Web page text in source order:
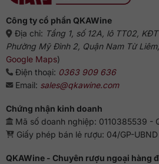
Công ty cổ phần QKAWine
Địa chỉ: Tầng 1, số 12A, lô TT02,
Phường Mỹ Đình 2, Quận Nam Từ
Google Maps)
Điện thoại: 0363 909 636
Email: sales@qkawine.com
Chứng nhận kinh doanh
Mã số doanh nghiệp: 0110385539 -
Giấy phép bán lẻ rượu: 04/GP-UBND
QKAWine - Chuyên rượu ngoại hàng